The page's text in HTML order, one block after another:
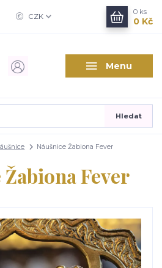
Menu
CZK
Hledat
0 ks
0 Kč
Náušnice Žabiona Fever
Fever